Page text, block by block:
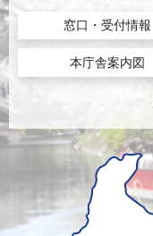
窓口・受付情報
本庁舎案内図